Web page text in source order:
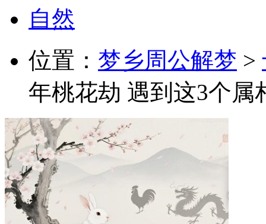
自然
位置： 梦乡周公解梦 >
年桃花劫 遇到这3个属